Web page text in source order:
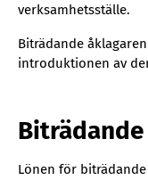
verksamhetsställe.
Biträdande
introduktionen av
Lönen för